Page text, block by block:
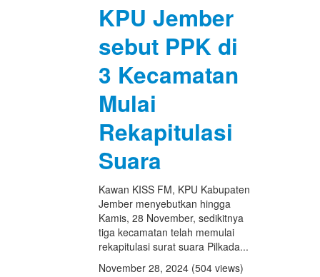
KPU Jember
sebut PPK di
3 Kecamatan
Mulai
Rekapitulasi
Suara
Kawan KISS FM, KPU Kabupaten
Jember menyebutkan hingga
Kamis, 28 November, sedikitnya
tiga kecamatan telah memulai
rekapitulasi surat suara Pilkada...
November 28, 2024(504 views)